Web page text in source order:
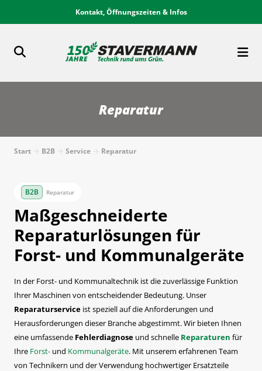
Kontakt, Öffnungszeiten & Infos
Reparatur
Start B2B Service Reparatur
Reparatur
Maßgeschneiderte
Reparaturlösungen für
Forst- und Kommunalgeräte
In der Forst- und Kommunaltechnik ist die zuverlässige Funktion
Ihrer Maschinen von entscheidender Bedeutung. Unser
Reparaturservice ist speziell auf die Anforderungen und
Herausforderungen dieser Branche abgestimmt. Wir bieten Ihnen
eine umfassende Fehlerdiagnose und schnelle Reparaturen für
Ihre Forst- und Kommunalgeräte. Mit unserem erfahrenen Team
von Technikern und der Verwendung hochwertiger Ersatzteile